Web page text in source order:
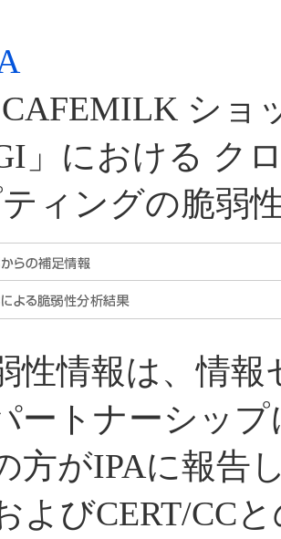
CAFEMILK ショ
」における ク
ィングの脆弱
性情報は、情
ートナーシップ
方がIPAに報告
よびCERT/CC